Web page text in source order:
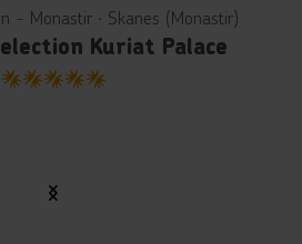
- Monastir ∙ Skanes (Monastir)
Kuriat Palace
5